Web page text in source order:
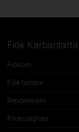
Fiók
Fiókom
Fiók törlése
Rendeléseim
Kívánságlista